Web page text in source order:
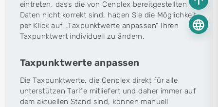
language
eintreten, dass die von Cenplex bereitgestellten
Daten nicht korrekt sind, haben Sie die Möglichkeit
per Klick auf „Taxpunktwerte anpassen“ Ihren
Taxpunktwert individuell zu ändern.
Taxpunktwerte anpassen
Die Taxpunktwerte, die Cenplex direkt für alle
unterstützen Tarife mitliefert und daher immer auf
dem aktuellen Stand sind, können manuell